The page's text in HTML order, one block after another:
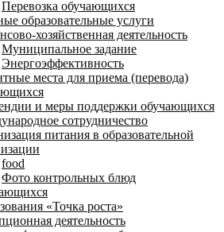
Перевозка обучающихся
образовательные услуги
хозяйственная деятельность
Муниципальное задание
Энергоэффективность
места для приема (перевода)
и меры поддержки обучающихся
сотрудничество
питания в образовательной
food
Фото контрольных блюд
«Точка роста»
деятельность